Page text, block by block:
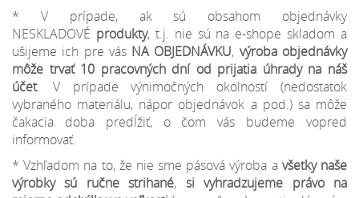
* V prípade, ak sú obsahom objednávky
NESKLADOVÉ produkty, t.j. nie sú na e-shope skladom a
ušijeme ich pre vásNA OBJEDNÁVKU, výroba objednávky
môže trvať 10 pracovných dní od prijatia úhrady na náš
účet. V prípade výnimočných okolností (nedostatok
vybraného materiálu, nápor objednávok a pod.) sa môže
čakacia doba predĺžiť, o čom vás budeme vopred
informovať.
* Vzhľadom na to, že nie sme pásová výroba a všetky naše
výrobky sú ručne strihané, si vyhradzujeme právo na